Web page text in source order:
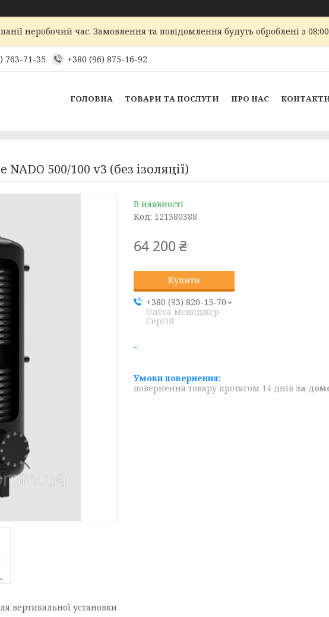
неробочий час. Замовлення та повідомлення будуть оброблені з
763-71-35 +380 (96) 875-16-92
ГОЛОВНА ТОВАРИ ТА ПОСЛУГИ ПРО НАС
500/100 v3 (без ізоляції)
В наявності
Код: 121380388
64 200 ₴
Купити
+380 (93) 820-15-70
Одеса менеджер
Сергій
повернення товару протягом 14 днів за
вертикальної установки